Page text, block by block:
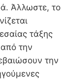
Άλλωστε, το
τάξης
την
την